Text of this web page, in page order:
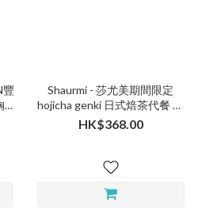
豐
Shaurmi - 莎尤美期間限定
hojicha genki 日式焙茶代餐 減
少糖分吸收 減重瘦身 14包盒-
產地台灣
HK$368.00